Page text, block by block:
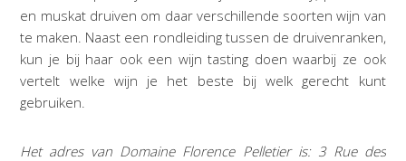
en muskat druiven om daar verschillende soorten wijn van
te maken. Naast een rondleiding tussen de druivenranken,
kun je bij haar ook een wijn tasting doen waarbij ze ook
vertelt welke wijn je het beste bij welk gerecht kunt
gebruiken.
Het adres van Domaine Florence Pelletier is: 3 Rue des